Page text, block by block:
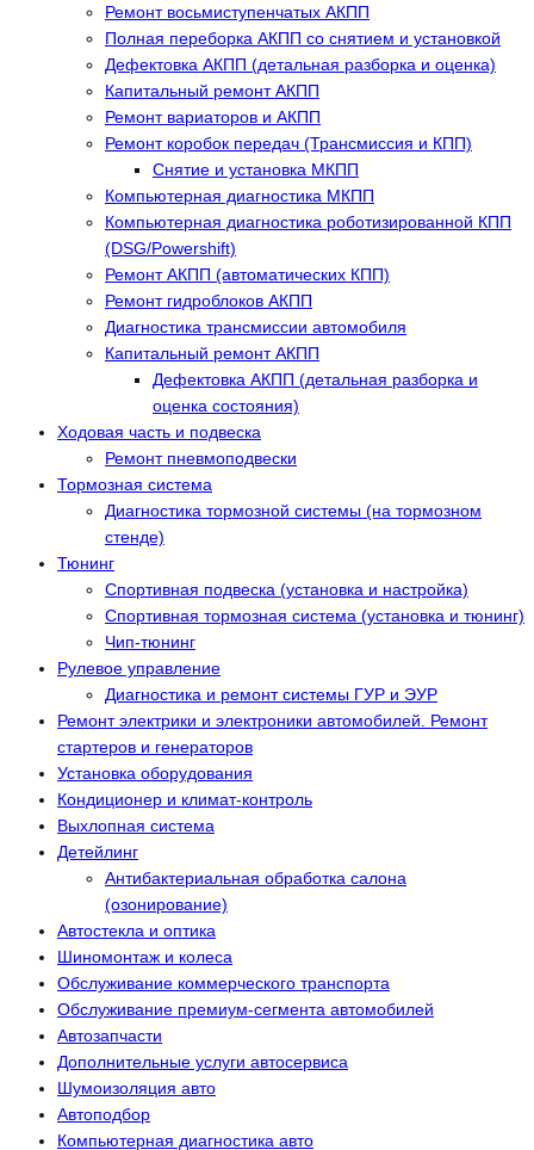
Ремонт восьмиступенчатых АКПП
Полная переборка АКПП со снятием и установкой
Дефектовка АКПП (детальная разборка и оценка)
Капитальный ремонт АКПП
Ремонт вариаторов и АКПП
Ремонт коробок передач (Трансмиссия и КПП)
Снятие и установка МКПП
Компьютерная диагностика МКПП
Компьютерная диагностика роботизированной КПП
(DSG/Powershift)
Ремонт АКПП (автоматических КПП)
Ремонт гидроблоков АКПП
Диагностика трансмиссии автомобиля
Капитальный ремонт АКПП
Дефектовка АКПП (детальная разборка и
оценка состояния)
Ходовая часть и подвеска
Ремонт пневмоподвески
Тормозная система
Диагностика тормозной системы (на тормозном
стенде)
Тюнинг
Спортивная подвеска (установка и настройка)
Спортивная тормозная система (установка и тюнинг)
Чип-тюнинг
Рулевое управление
Диагностика и ремонт системы ГУР и ЭУР
Ремонт электрики и электроники автомобилей. Ремонт
стартеров и генераторов
Установка оборудования
Кондиционер и климат-контроль
Выхлопная система
Детейлинг
Антибактериальная обработка салона
(озонирование)
Автостекла и оптика
Шиномонтаж и колеса
Обслуживание коммерческого транспорта
Обслуживание премиум-сегмента автомобилей
Автозапчасти
Дополнительные услуги автосервиса
Шумоизоляция авто
Автоподбор
Компьютерная диагностика авто